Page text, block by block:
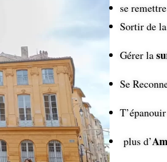
se
Sortir de
Gérer la
Se
plus d’